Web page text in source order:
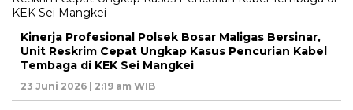
Kinerja Profesional Polsek Bosar Maligas Bersinar,
Unit Reskrim Cepat Ungkap Kasus Pencurian Kabel
Tembaga di KEK Sei Mangkei
23 Juni 2026 | 2:19 am WIB